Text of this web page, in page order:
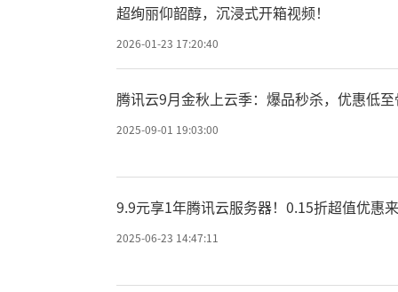
超绚丽仰韶醇，沉浸式开箱视频！
2026-01-23 17:20:40
腾讯云9月金秋上云季：爆品秒杀，优惠低
2025-09-01 19:03:00
9.9元享1年腾讯云服务器！0.15折超值优惠
2025-06-23 14:47:11